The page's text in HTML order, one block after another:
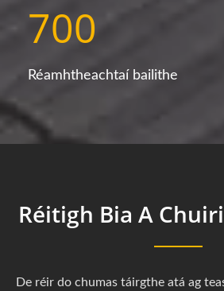
700
Réamhtheachtaí bailithe
Réitigh Bia A
De réir do chumas táirgthe atá ag